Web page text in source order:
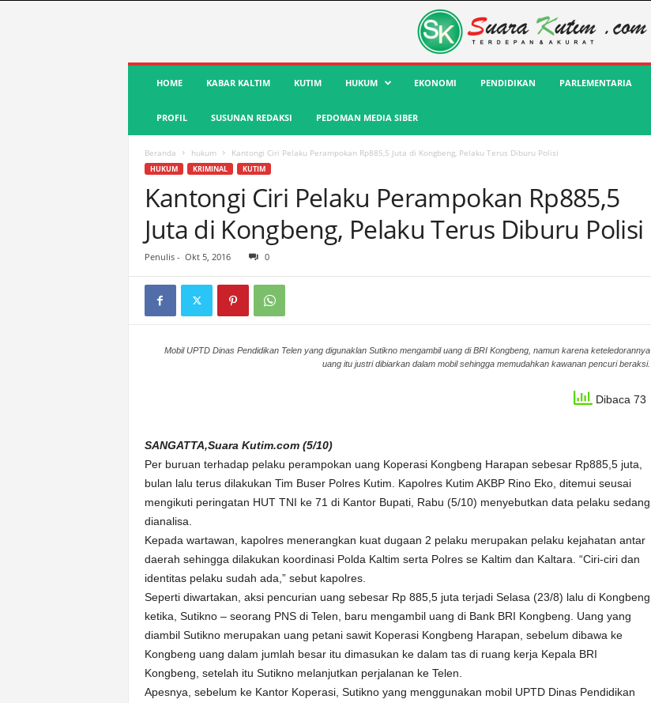
a
HOME KABAR KALTIM KUTIM HUKUM EKONOMI PENDIDIKAN PARLEMENTARIA
PROFIL SUSUNAN REDAKSI PEDOMAN MEDIA SIBER
Beranda hukum Kantongi Ciri Pelaku Perampokan Rp885,5 Juta di Kongbeng, Pelaku Terus Diburu Polisi
HUKUM KRIMINAL KUTIM
Kantongi Ciri Pelaku Perampokan Rp885,5
Juta di Kongbeng, Pelaku Terus Diburu Polisi
Penulis - Okt 5, 2016 0
Mobil UPTD Dinas Pendidikan Telen yang digunaklan Sutikno mengambil uang di BRI Kongbeng, namun karena keteledorannya
uang itu justri dibiarkan dalam mobil sehingga memudahkan kawanan pencuri beraksi.
Dibaca 73
SANGATTA,Suara Kutim.com (5/10)
Per buruan terhadap pelaku perampokan uang Koperasi Kongbeng Harapan sebesar Rp885,5 juta,
bulan lalu terus dilakukan Tim Buser Polres Kutim. Kapolres Kutim AKBP Rino Eko, ditemui seusai
mengikuti peringatan HUT TNI ke 71 di Kantor Bupati, Rabu (5/10) menyebutkan data pelaku sedang
dianalisa.
Kepada wartawan, kapolres menerangkan kuat dugaan 2 pelaku merupakan pelaku kejahatan antar
daerah sehingga dilakukan koordinasi Polda Kaltim serta Polres se Kaltim dan Kaltara. “Ciri-ciri dan
identitas pelaku sudah ada,” sebut kapolres.
Seperti diwartakan, aksi pencurian uang sebesar Rp 885,5 juta terjadi Selasa (23/8) lalu di Kongbeng
ketika, Sutikno – seorang PNS di Telen, baru mengambil uang di Bank BRI Kongbeng. Uang yang
diambil Sutikno merupakan uang petani sawit Koperasi Kongbeng Harapan, sebelum dibawa ke
Kongbeng uang dalam jumlah besar itu dimasukan ke dalam tas di ruang kerja Kepala BRI
Kongbeng, setelah itu Sutikno melanjutkan perjalanan ke Telen.
Apesnya, sebelum ke Kantor Koperasi, Sutikno yang menggunakan mobil UPTD Dinas Pendidikan